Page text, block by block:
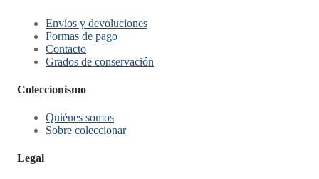
Envíos y devoluciones
Formas de pago
Contacto
Grados de conservación
Coleccionismo
Quiénes somos
Sobre coleccionar
Legal